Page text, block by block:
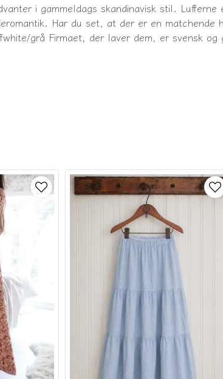
i gammeldags skandinavisk stil.
Har du set, at der er en
grå Firmaet, der laver dem, er svensk